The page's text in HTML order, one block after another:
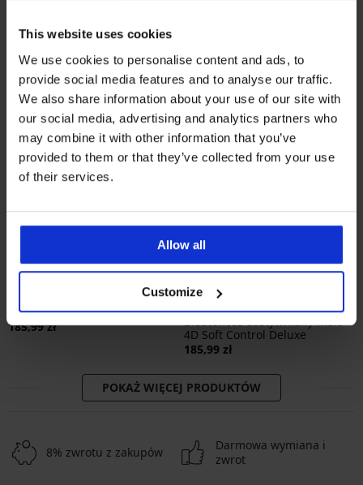
This website uses cookies
We use cookies to personalise content and ads, to
provide social media features and to analyse our traffic.
We also share information about your use of our site with
our social media, advertising and analytics partners who
may combine it with other information that you’ve
provided to them or that they’ve collected from your use
of their services.
Allow all
Customize
4,9
wygładzający
185,99 zł
4,9
Biustonosz usztywniany Maia
4D Soft Control Deluxe
185,99 zł
POKAŻ WIĘCEJ PRODUKTÓW
8% zwrotu z zakupów
Darmowa wymiana i
zwrot